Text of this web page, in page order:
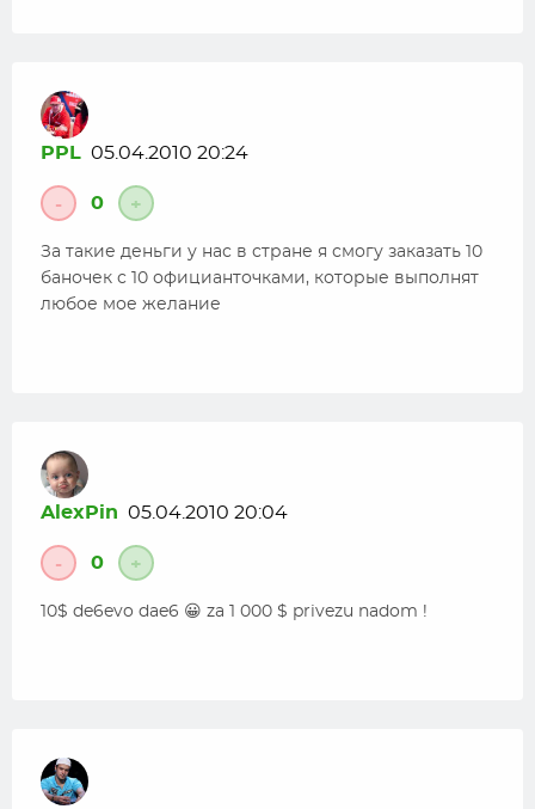
PPL 05.04.2010 20:24
- 0 +
За такие деньги у нас в стране я смогу заказать 10
баночек с 10 официанточками, которые выполнят
любое мое желание
AlexPin 05.04.2010 20:04
- 0 +
10$ de6evo dae6 😀 za 1 000 $ privezu nadom !